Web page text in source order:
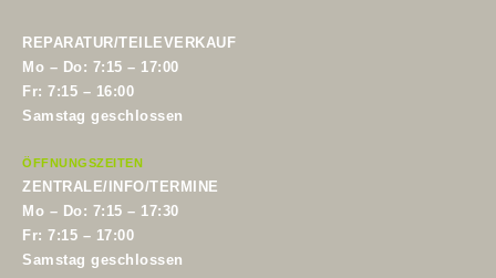
REPARATUR/TEILEVERKAUF
Mo – Do: 7:15 – 17:00
Fr: 7:15 – 16:00
Samstag geschlossen
ÖFFNUNGSZEITEN
ZENTRALE/INFO/TERMINE
Mo – Do: 7:15 – 17:30
Fr: 7:15 – 17:00
Samstag geschlossen